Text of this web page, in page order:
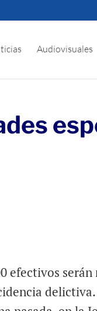
Audiovisuales
efectivos